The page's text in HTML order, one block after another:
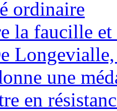
ordinaire
la faucille et
une
en